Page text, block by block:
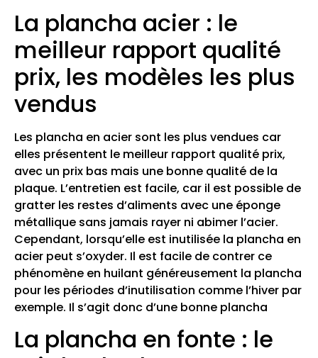
La plancha acier : le
meilleur rapport qualité
prix, les modèles les plus
vendus
Les plancha en acier sont les plus vendues car
elles présentent le meilleur rapport qualité prix,
avec un prix bas mais une bonne qualité de la
plaque. L’entretien est facile, car il est possible de
gratter les restes d’aliments avec une éponge
métallique sans jamais rayer ni abimer l’acier.
Cependant, lorsqu’elle est inutilisée la plancha en
acier peut s’oxyder. Il est facile de contrer ce
phénomène en huilant généreusement la plancha
pour les périodes d’inutilisation comme l’hiver par
exemple. Il s’agit donc d’une bonne plancha
La plancha en fonte : le